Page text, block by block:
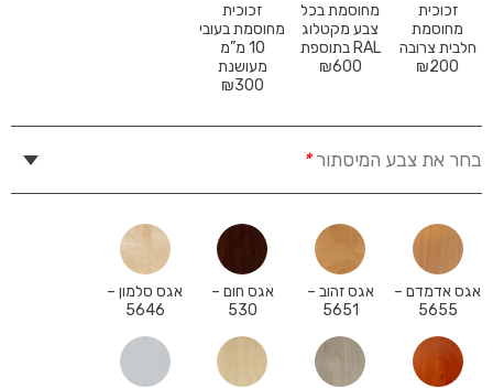
זכוכית
מחוסמת
חלבית צרובה
₪200
מחוסמת בכל
צבע מקטלוג
RAL בתוספת
₪600
זכוכית
מחוסמת בעובי
10 מ”מ
מעושנת
₪300
בחר את צבע המיסתור*
אגס אדמדם –
5655
אגס זהוב –
5651
אגס חום –
530
אגס סלמון –
5646